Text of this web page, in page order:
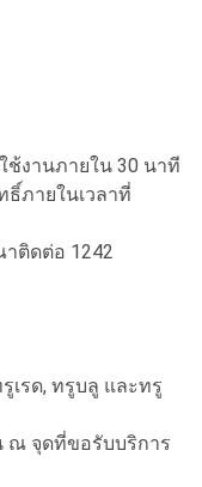
งานภายใน 30 นาที
ภายในเวลาที่
ติดต่อ 1242
เรด, ทรูบลู และทรู
ณ จุดที่ขอรับบริการ